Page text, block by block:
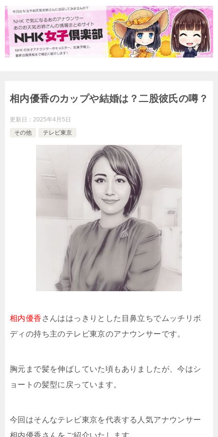
相内優香のカップや結婚は？二股彼氏の噂？
更新日： 2025年4月5日
その他
テレビ東京
相内優香 さんははっきりとした目鼻立ちでムッチリボ
ディの持ち主のテレビ東京のアナウンサーです。
胸元まで髪を伸ばしていた頃もありましたが、今はシ
ョートの髪型に戻っています。
今回はそんなテレビ東京を代表する人気アナウンサー